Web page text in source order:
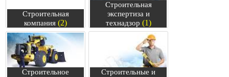
Строительная
компания (2)
Строительная
экспертиза и
технадзор (1)
Строительное
Строительные и